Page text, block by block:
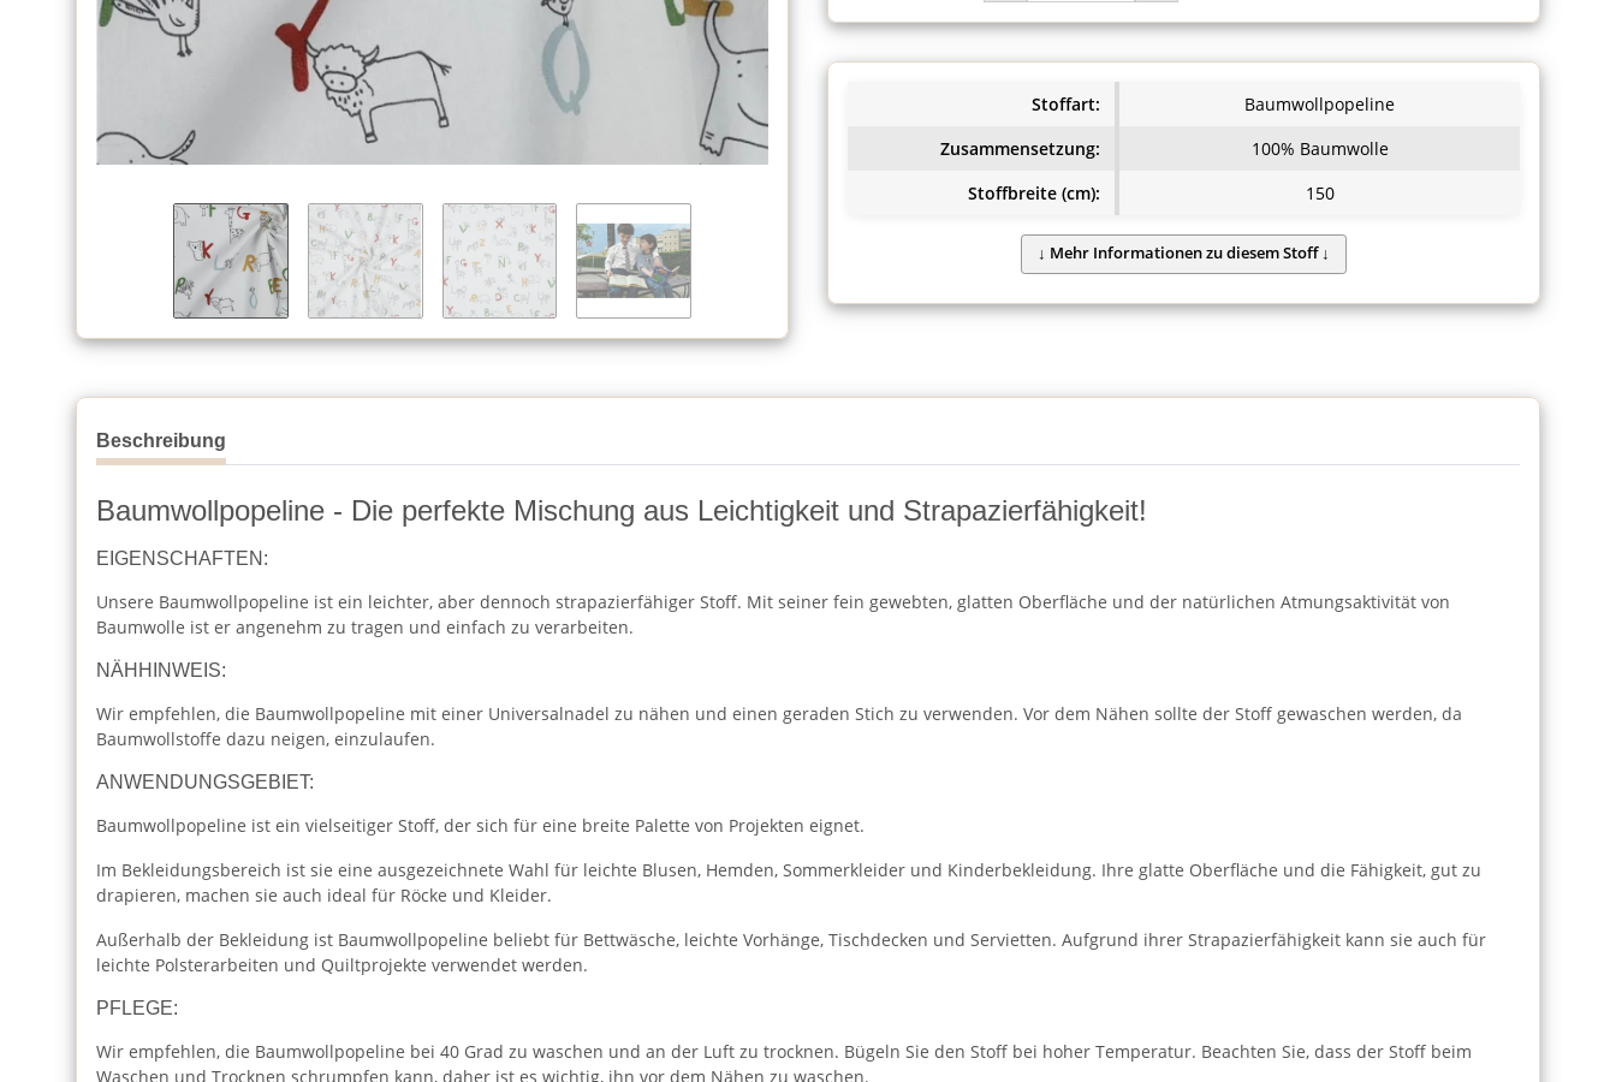
Stoffart:
Baumwollpopeline
Zusammensetzung:
100% Baumwolle
Stoffbreite (cm):
150
Beschreibung
Baumwollpopeline - Die perfekte Mischung aus Leichtigkeit und Strapazierfähigkeit!
EIGENSCHAFTEN:
Unsere Baumwollpopeline ist ein leichter, aber dennoch strapazierfähiger Stoff. Mit seiner fein gewebten, glatten Oberfläche und der natürlichen Atmungsaktivität von
Baumwolle ist er angenehm zu tragen und einfach zu verarbeiten.
NÄHHINWEIS:
Wir empfehlen, die Baumwollpopeline mit einer Universalnadel zu nähen und einen geraden Stich zu verwenden. Vor dem Nähen sollte der Stoff gewaschen werden, da
Baumwollstoffe dazu neigen, einzulaufen.
ANWENDUNGSGEBIET:
Baumwollpopeline ist ein vielseitiger Stoff, der sich für eine breite Palette von Projekten eignet.
Im Bekleidungsbereich ist sie eine ausgezeichnete Wahl für leichte Blusen, Hemden, Sommerkleider und Kinderbekleidung. Ihre glatte Oberfläche und die Fähigkeit, gut zu
drapieren, machen sie auch ideal für Röcke und Kleider.
Außerhalb der Bekleidung ist Baumwollpopeline beliebt für Bettwäsche, leichte Vorhänge, Tischdecken und Servietten. Aufgrund ihrer Strapazierfähigkeit kann sie auch für
leichte Polsterarbeiten und Quiltprojekte verwendet werden.
PFLEGE:
Wir empfehlen, die Baumwollpopeline bei 40 Grad zu waschen und an der Luft zu trocknen. Bügeln Sie den Stoff bei hoher Temperatur. Beachten Sie, dass der Stoff beim
Waschen und Trocknen schrumpfen kann, daher ist es wichtig, ihn vor dem Nähen zu waschen.